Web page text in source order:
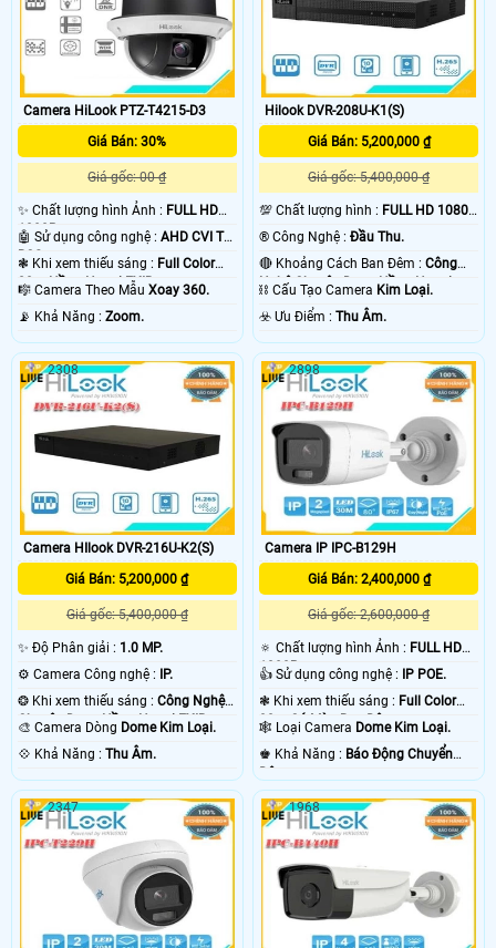
Camera HiLook PTZ-T4215-D3
Giá Bán: 30%
Giá gốc: 00 ₫
✨ Chất lượng hình Ảnh : FULL HD
1080P .
🤖️ Sử dụng công nghệ : AHD CVI TVI
BCS.
❃ Khi xem thiếu sáng : Full Color
20m Hồng Ngoại EXIR.
🎼️ Camera Theo Mẫu Xoay 360.
️📡 Khả Năng : Zoom.
Hilook DVR-208U-K1(S)
Giá Bán: 5,200,000 ₫
Giá gốc: 5,400,000 ₫
💯 Chất lượng hình : FULL HD 1080P
.
®️ Công Nghệ :Đầu Thu.
🔴 Khoảng Cách Ban Đêm :Công
Nghệ Chuyên Dụng Hồng Ngoại
⛓ Cấu Tạo Camera Kim Loại.
️☣️ Ưu Điểm :Thu Âm.
Camera HIlook DVR-216U-K2(S)
Giá Bán: 5,200,000 ₫
Giá gốc: 5,400,000 ₫
✨ Độ Phân giải : 1.0 MP.
⚙ Camera Công nghệ :
IP.
❂ Khi xem thiếu sáng : Công Nghệ
Chuyên Dụng Hồng Ngoại EXIR.
🎨 Camera Dòng Dome Kim Loại.
️💠 Khả Năng : Thu Âm.
2308
Camera IP IPC-B129H
Giá Bán: 2,400,000 ₫
Giá gốc: 2,600,000 ₫
🔅 Chất lượng hình Ảnh : FULL HD
1080P .
👍 Sử dụng công nghệ :
IP POE.
❃ Khi xem thiếu sáng : Full Color
30m Có Màu Ban Đêm.
🕸️ Loại Camera Dome Kim Loại.
️♚ Khả Năng : Báo Động Chuyển
2898
2347 1968